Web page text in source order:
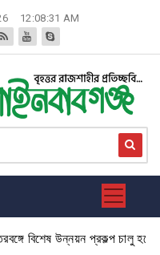
12:08:32 AM
বিশেষ উন্নয়ন প্রকল্প চালু হতে